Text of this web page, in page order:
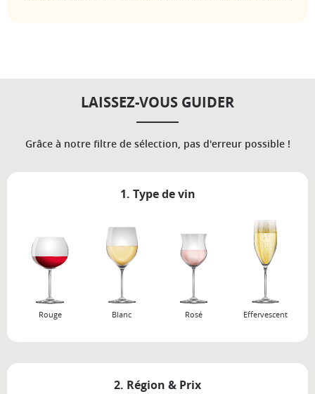
LAISSEZ-VOUS GUIDER
Grâce à notre filtre de sélection, pas d'erreur possible !
1. Type de vin
Rouge Blanc Rosé Effervescent
2. Région & Prix